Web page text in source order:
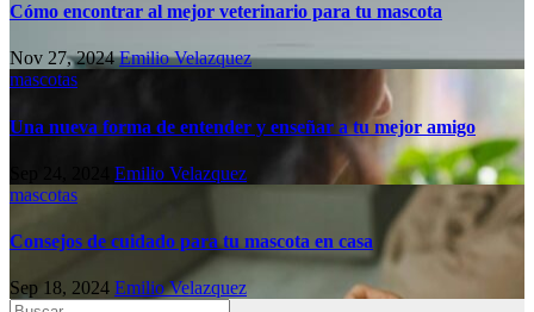
Cómo encontrar al mejor veterinario para tu mascota
Nov 27, 2024Emilio Velazquez
mascotas
Una nueva forma de entender y enseñar a tu mejor amigo
Emilio Velazquez
mascotas
Consejos de cuidado para tu mascota en casa
Sep 18, 2024 Emilio Velazquez